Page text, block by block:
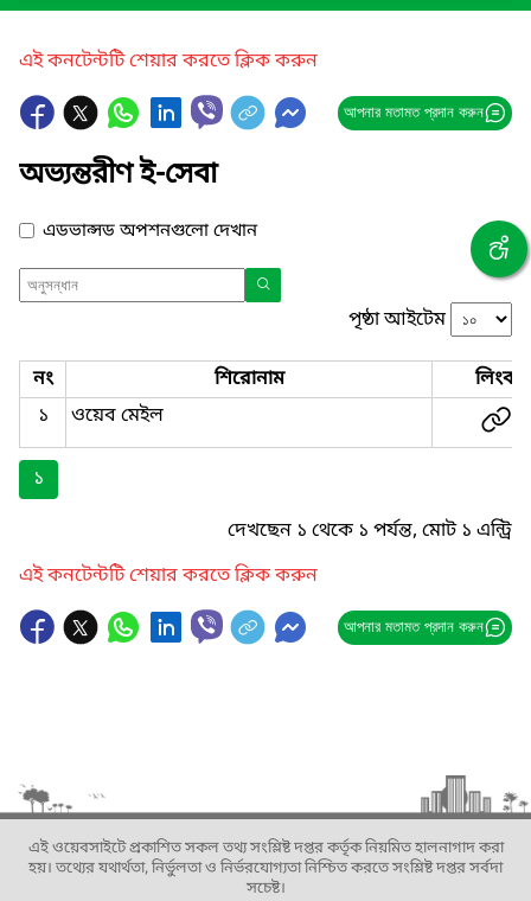
এই কনটেন্টটি শেয়ার করতে ক্লিক করুন
আপনার মতামত প্রদান করুন
অভ্যন্তরীণ ই-সেবা
এডভান্সড অপশনগুলো দেখান
পৃষ্ঠা আইটেম
নং শিরোনাম
লিংক
১
ওয়েব মেইল
১
দেখছেন ১ থেকে ১ পর্যন্ত, মোট ১ এন্ট্রি
এই কনটেন্টটি শেয়ার করতে ক্লিক করুন
আপনার মতামত প্রদান করুন
এই ওয়েবসাইটে প্রকাশিত সকল তথ্য সংশ্লিষ্ট দপ্তর কর্তৃক নিয়মিত হালনাগাদ করা
হয়। তথ্যের যথার্থতা, নির্ভুলতা ও নির্ভরযোগ্যতা নিশ্চিত করতে সংশ্লিষ্ট দপ্তর সর্বদা
সচেষ্ট।